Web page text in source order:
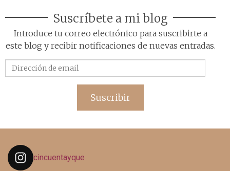
Suscríbete a mi blog
Introduce tu correo electrónico para suscribirte a
este blog y recibir notificaciones de nuevas entradas.
de
Suscribir
cincuentayque